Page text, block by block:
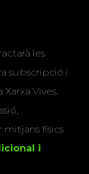
les
subscripció i
Vives.
físics
i